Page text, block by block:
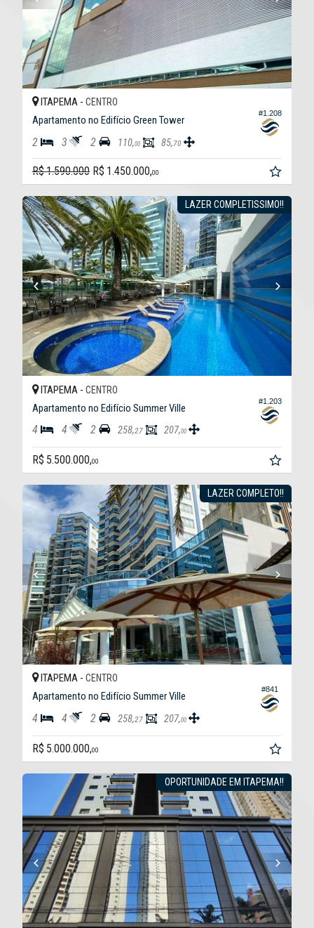
#1.208
ITAPEMA - CENTRO
Apartamento no Edifício Green Tower
2 3 2 110,00 85,70
R$ 1.590.000 R$ 1.450.000,00
LAZER COMPLETISSIMO!!
#1.203
ITAPEMA - CENTRO
Apartamento no Edifício Summer Ville
4 4 2 258,27 207,00
R$ 5.500.000,00
LAZER COMPLETO!!
#841
ITAPEMA - CENTRO
Apartamento no Edifício Summer Ville
4 4 2 258,27 207,00
R$ 5.000.000,00
OPORTUNIDADE EM ITAPEMA!!